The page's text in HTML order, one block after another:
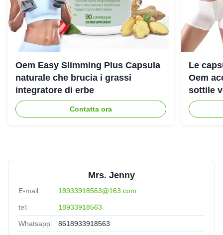
Oem Easy Slimming Plus Capsula
naturale che brucia i grassi
integratore di erbe
Contatta ora
Le
Oem
sottile
Mrs. Jenny
E-mail: 18933918563@163.com
tel: 18933918563
Whatsapp: 8618933918563